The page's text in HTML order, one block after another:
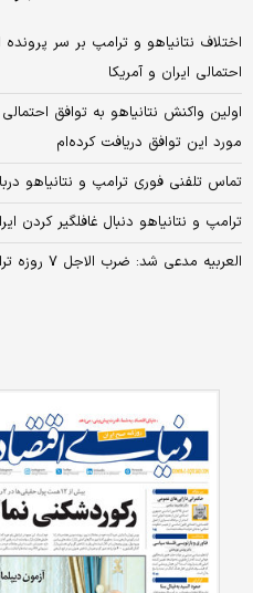
اختلاف نتانیاهو و ترامپ بر سر
احتمالی ایران و آمریکا
اولین واکنش نتانیاهو به توافق
مورد این توافق دریافت کرده‌ام
تماس تلفنی فوری ترامپ و نتانیاهو
ترامپ و نتانیاهو دنبال غافلگیر کردن
العربیه مدعی شد: ضرب الاجل ۷ روزه ترامپ به ایران برای توافق نهایی